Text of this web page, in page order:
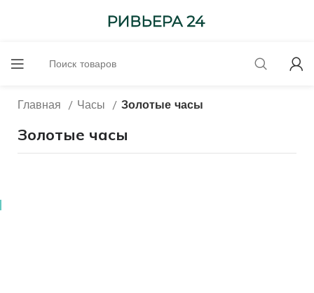
Главная Часы Золотые часы
Золотые часы